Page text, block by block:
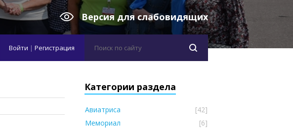
Версия для слабовидящих
Войти | Регистрация
Категории раздела
Авиатриса
[42]
Мемориал
[6]